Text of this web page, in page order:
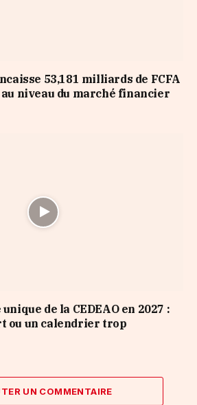
53,181 milliards de FCFA
niveau du marché financier
unique de la CEDEAO en 2027 :
ou un calendrier trop
UN COMMENTAIRE